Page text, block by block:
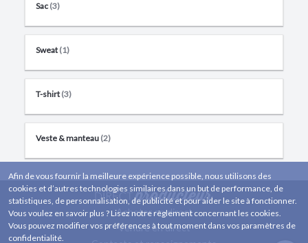
Sac(3)
Sweat(1)
T-shirt(3)
Veste & manteau (2)
Acheter en direct
Vendre en direct
Afin de vous fournir la meilleure expérience possible, nous utilisons des
cookies et d’autres technologies similaires dans un but de performance, de
statistiques, de personnalisation, de publicité et pour aider le site à fonctionner.
Vous voulez en savoir plus ? Lisez notre règlement concernant les cookies.
Vous pouvez modifier vos préférences à tout moment dans vos paramètres de
confidentialité.